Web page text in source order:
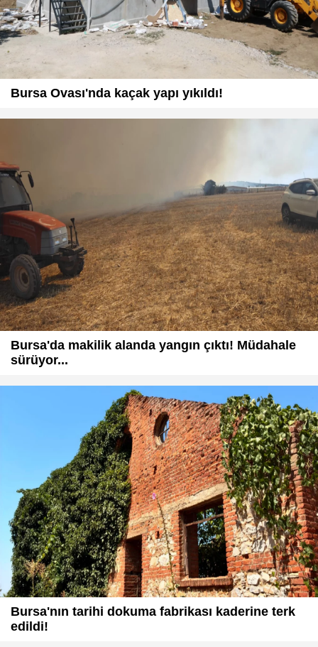
Bursa Ovası'nda kaçak yapı yıkıldı!
Bursa'da makilik alanda yangın çıktı! Müdahale
sürüyor...
Bursa'nın tarihi dokuma fabrikası kaderine terk
edildi!